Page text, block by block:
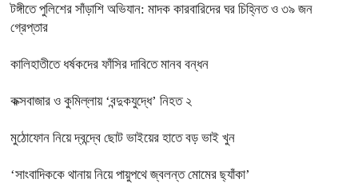
টঙ্গীতে পুলিশের সাঁড়াশি অভিযান: মাদক কারবারিদের ঘর চিহ্নিত ও ৩৯ জন
গ্রেপ্তার
কালিহাতীতে ধর্ষকদের ফাঁসির দাবিতে মানব বন্ধন
কক্সবাজার ও কুমিল্লায় ‘বন্দুকযুদ্ধে’ নিহত ২
মুঠোফোন নিয়ে দ্বন্দ্বে ছোট ভাইয়ের হাতে বড় ভাই খুন
‘সাংবাদিককে থানায় নিয়ে পায়ুপথে জ্বলন্ত মোমের ছ্যাঁকা’